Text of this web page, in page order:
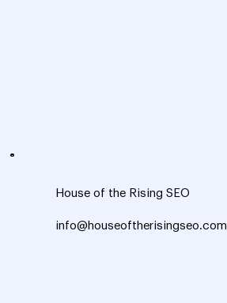
House of the Rising SEO
info@houseoftherisingseo.com